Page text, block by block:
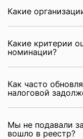
Какие
Какие критерии
номинации?
Как часто
налоговой
Мы не подавали
вошло в реестр?